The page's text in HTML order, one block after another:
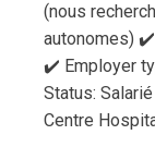
(nous
autonomes)
✔️ Employer
Status:
Centre